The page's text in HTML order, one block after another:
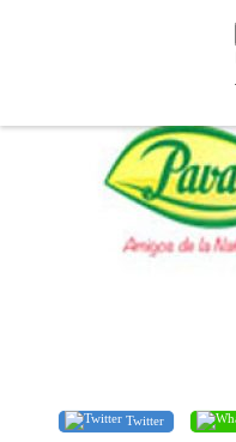
Twitter